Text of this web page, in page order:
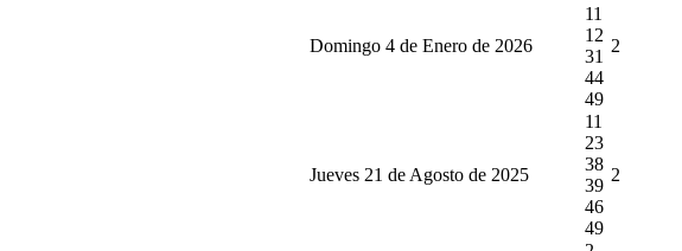
Domingo 4 de Enero de 2026
11
12
31
44
49
2
Jueves 21 de Agosto de 2025
11
23
38
39
46
49
2